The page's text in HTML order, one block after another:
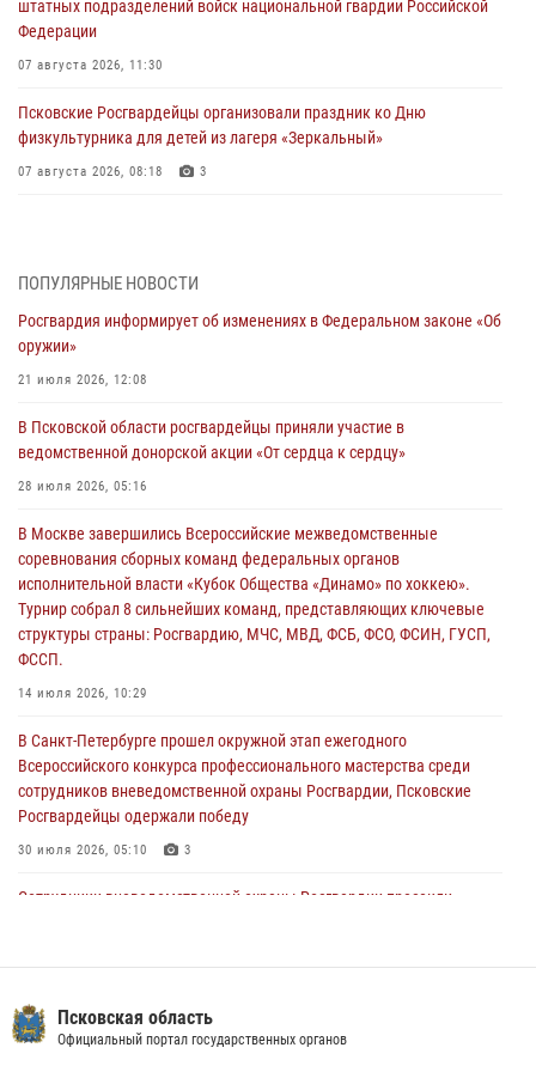
штатных подразделений войск национальной гвардии Российской
Федерации
07 августа 2026, 11:30
Псковские Росгвардейцы организовали праздник ко Дню
физкультурника для детей из лагеря «Зеркальный»
07 августа 2026, 08:18 3
05 августа 2026, 14:17
Псковская Росгвардия приглашает на службу в подразделениях
вневедомственной охраны
05 августа 2026, 14:14
Псковские Росгвардейцы приняли участие в Чемпионате Северо-
Западного округа Росгвардии по спортивному и боевому самбо в
Вологде
В региональном Управление Росгвардии состоялся единый день
государственно-правового информирования
04 августа 2026, 11:58
Генерал-полковник Юрий Аверин выступил на Всероссийском
молодёжном образовательном форуме «Территория смыслов»
ПОПУЛЯРНЫЕ НОВОСТИ
Росгвардия информирует об изменениях в Федеральном законе «Об
оружии»
21 июля 2026, 12:08
В Псковской области росгвардейцы приняли участие в
ведомственной донорской акции «От сердца к сердцу»
28 июля 2026, 05:16
В Москве завершились Всероссийские межведомственные
соревнования сборных команд федеральных органов
исполнительной власти «Кубок Общества «Динамо» по хоккею».
Турнир собрал 8 сильнейших команд, представляющих ключевые
структуры страны: Росгвардию, МЧС, МВД, ФСБ, ФСО, ФСИН, ГУСП,
ФССП.
14 июля 2026, 10:29
В Санкт-Петербурге прошел окружной этап ежегодного
Всероссийского конкурса профессионального мастерства среди
сотрудников вневедомственной охраны Росгвардии, Псковские
Росгвардейцы одержали победу
30 июля 2026, 05:10 3
Сотрудники вневедомственной охраны Росгвардии пресекли
В Управлении Росгвардии по Псковской области состоялось
рабочее совещание
Псковская область
Официальный портал государственных органов